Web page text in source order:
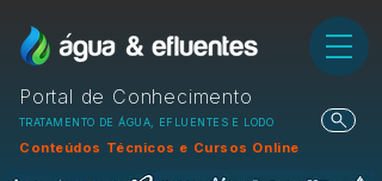
Portal de Conhecimento
TRATAMENTO DE ÁGUA, EFLUENTES E LODO
Conteúdos Técnicos e Cursos Online